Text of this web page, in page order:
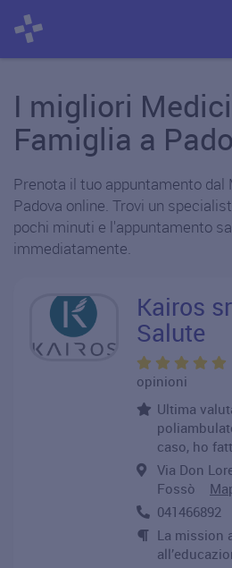
I migliori
Famiglia a
Prenota il tuo appuntamento dal
Padova online. Trovi un
pochi minuti e l'appuntamento
immediatamente.
Kairos
Salute
opinioni
Ultima
caso, ho
Via Don
Fossò
041466892
La mission